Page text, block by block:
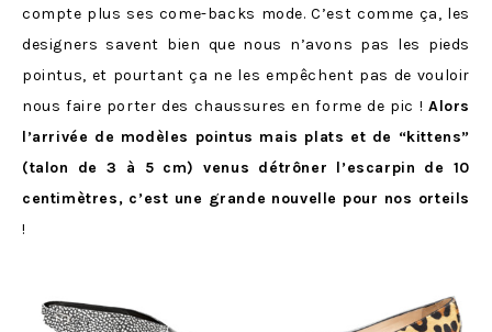
compte plus ses come-backs mode. C’est comme ça, les
designers savent bien que nous n’avons pas les pieds
pointus, et pourtant ça ne les empêchent pas de vouloir
nous faire porter des chaussures en forme de pic ! Alors
l’arrivée de modèles pointus mais plats et de “kittens”
(talon de 3 à 5 cm) venus détrôner l’escarpin de 10
centimètres, c’est une grande nouvelle pour nos orteils
!